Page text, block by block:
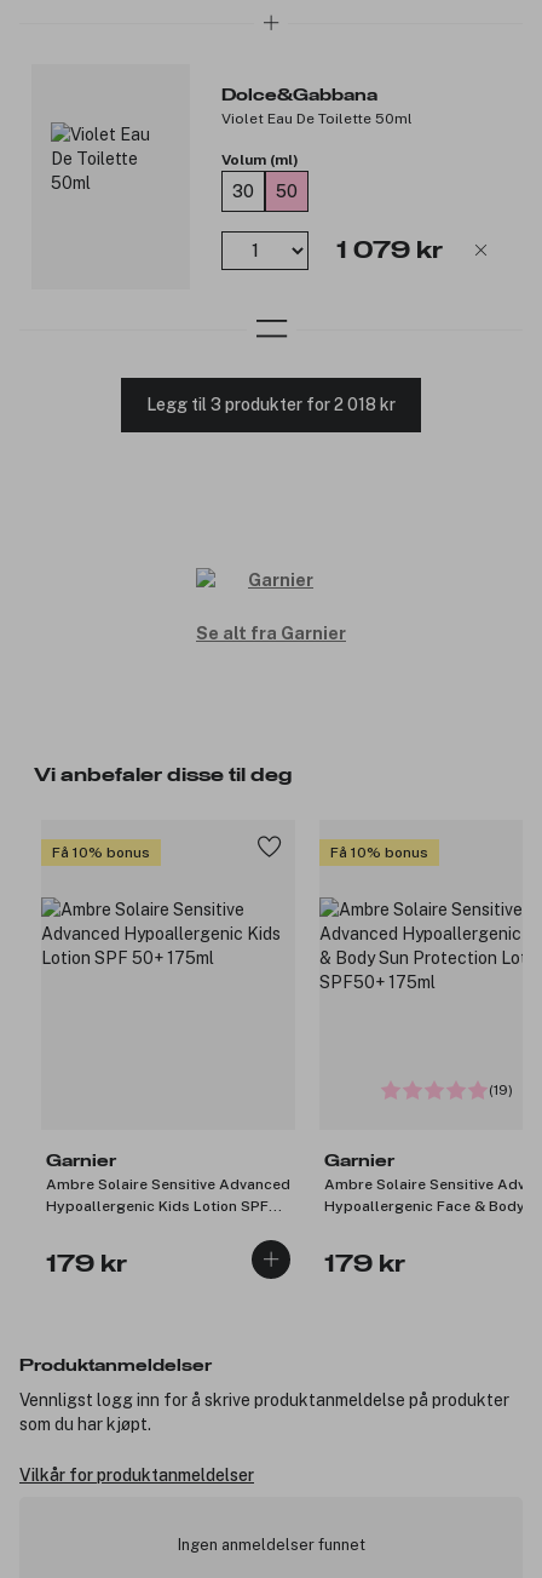
Dolce&Gabbana
Violet Eau De Toilette 50ml
Volum (ml)
30 50
1 079 kr
Legg til 3 produkter for 2 018 kr
Se alt fra Garnier
Vi anbefaler disse til deg
Få 10% bonus
Garnier
Ambre Solaire Sensitive Advanced
Hypoallergenic Kids Lotion SPF
179 kr
Få 10% bonus
(19)
Garnier
Ambre Solaire Sensitive
Hypoallergenic Face & Body
179 kr
Produktanmeldelser
Vennligst logg inn for å skrive produktanmeldelse på produkter
som du har kjøpt.
Vilkår for produktanmeldelser
Ingen anmeldelser funnet